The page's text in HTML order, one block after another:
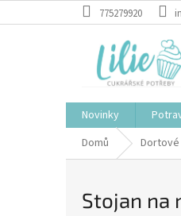
na
775279920
Novinky
Domů
Stojan na